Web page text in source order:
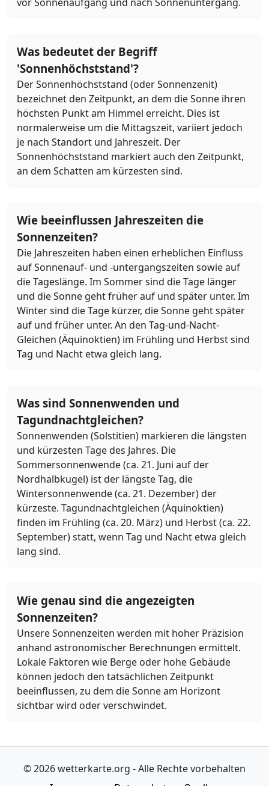
Was bedeutet der Begriff
'Sonnenhöchststand'?
Der Sonnenhöchststand (oder Sonnenzenit)
bezeichnet den Zeitpunkt, an dem die Sonne ihren
höchsten Punkt am Himmel erreicht. Dies ist
normalerweise um die Mittagszeit, variiert jedoch
je nach Standort und Jahreszeit. Der
Sonnenhöchststand markiert auch den Zeitpunkt,
an dem Schatten am kürzesten sind.
Wie beeinflussen Jahreszeiten die
Sonnenzeiten?
Die Jahreszeiten haben einen erheblichen Einfluss
auf Sonnenauf- und -untergangszeiten sowie auf
die Tageslänge. Im Sommer sind die Tage länger
und die Sonne geht früher auf und später unter. Im
Winter sind die Tage kürzer, die Sonne geht später
auf und früher unter. An den Tag-und-Nacht-
Gleichen (Äquinoktien) im Frühling und Herbst sind
Tag und Nacht etwa gleich lang.
Was sind Sonnenwenden und
Tagundnachtgleichen?
Sonnenwenden (Solstitien) markieren die längsten
und kürzesten Tage des Jahres. Die
Sommersonnenwende (ca. 21. Juni auf der
Nordhalbkugel) ist der längste Tag, die
Wintersonnenwende (ca. 21. Dezember) der
kürzeste. Tagundnachtgleichen (Äquinoktien)
finden im Frühling (ca. 20. März) und Herbst (ca. 22.
September) statt, wenn Tag und Nacht etwa gleich
lang sind.
Wie genau sind die angezeigten
Sonnenzeiten?
Unsere Sonnenzeiten werden mit hoher Präzision
anhand astronomischer Berechnungen ermittelt.
Lokale Faktoren wie Berge oder hohe Gebäude
können jedoch den tatsächlichen Zeitpunkt
beeinflussen, zu dem die Sonne am Horizont
sichtbar wird oder verschwindet.
© 2026 wetterkarte.org - Alle Rechte vorbehalten